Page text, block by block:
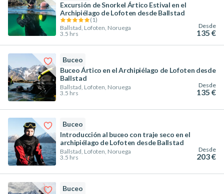
Excursión de Snorkel Ártico Estival en el
Archipiélago de Lofoten desde Ballstad
(1)
Ballstad, Lofoten, Noruega
3.5 hrs
Desde
135 €
Buceo
Buceo Ártico en el Archipiélago de Lofoten desde
Ballstad
Ballstad, Lofoten, Noruega
3.5 hrs
Desde
135 €
Buceo
Introducción al buceo con traje seco en el
archipiélago de Lofoten desde Ballstad
Ballstad, Lofoten, Noruega
3.5 hrs
Desde
203 €
Buceo